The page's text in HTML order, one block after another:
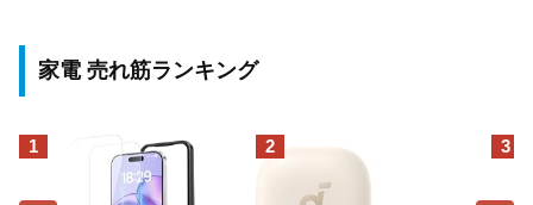
家電 売れ筋ランキング
1 2 3